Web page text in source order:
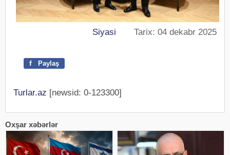
Siyasi Tarix: 04 dekabr 2025
f Paylaş
Turlar.az [newsid: 0-123300]
Oxşar xəbərlər